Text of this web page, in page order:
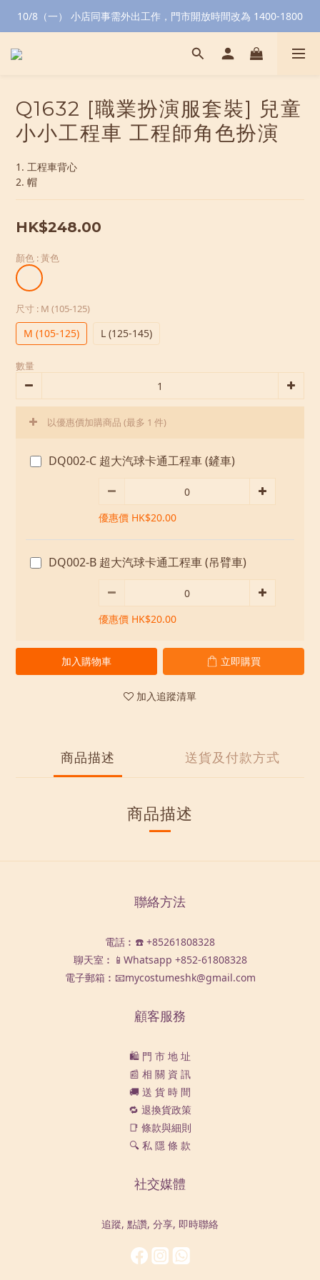
10/8（一） 小店同事需外出工作，門市開放時間改為 1400-1800
Q1632 [職業扮演服套裝] 兒童
小小工程車 工程師角色扮演
1. 工程車背心
2. 帽
HK$248.00
顏色 : 黃色
尺寸 : M (105-125)
M (105-125) L (125-145)
數量
以優惠價加購商品 (最多 1 件)
DQ002-C 超大汽球卡通工程車 (鏟車)
優惠價 HK$20.00
DQ002-B 超大汽球卡通工程車 (吊臂車)
優惠價 HK$20.00
加入購物車 立即購買
加入追蹤清單
商品描述 送貨及付款方式
商品描述
聯絡方法
電話︰☎️ +85261808328
聊天室︰📱Whatsapp +852-61808328
電子郵箱︰📧mycostumeshk@gmail.com
顧客服務
🛍️ 門 市 地 址
📰 相 關 資 訊
🚚 送 貨 時 間
🔁 退換貨政策
📑 條款與細則
🔍 私 隱 條 款
社交媒體
追蹤, 點讚, 分享, 即時聯絡